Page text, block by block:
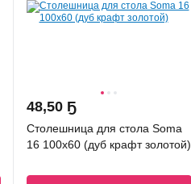
48,50 Ҕ
Столешница для стола Soma
16 100x60 (дуб крафт золотой)